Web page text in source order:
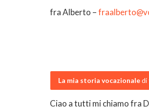
fra Alberto –
La mia storia vocazionaledi
Ciao a tutti mi chiamo fra